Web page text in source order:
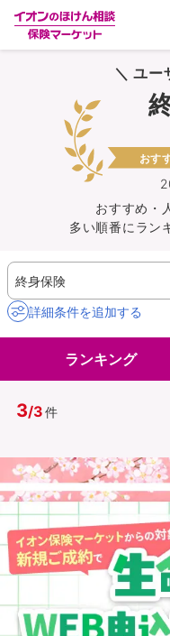
ランキ
保険を
保険会
イオン
キャン
イオン
資
（
イオ
＼ ユー
おす
おすすめ・
多い順番にラン
詳細条件を追加する
ランキング
3/3件